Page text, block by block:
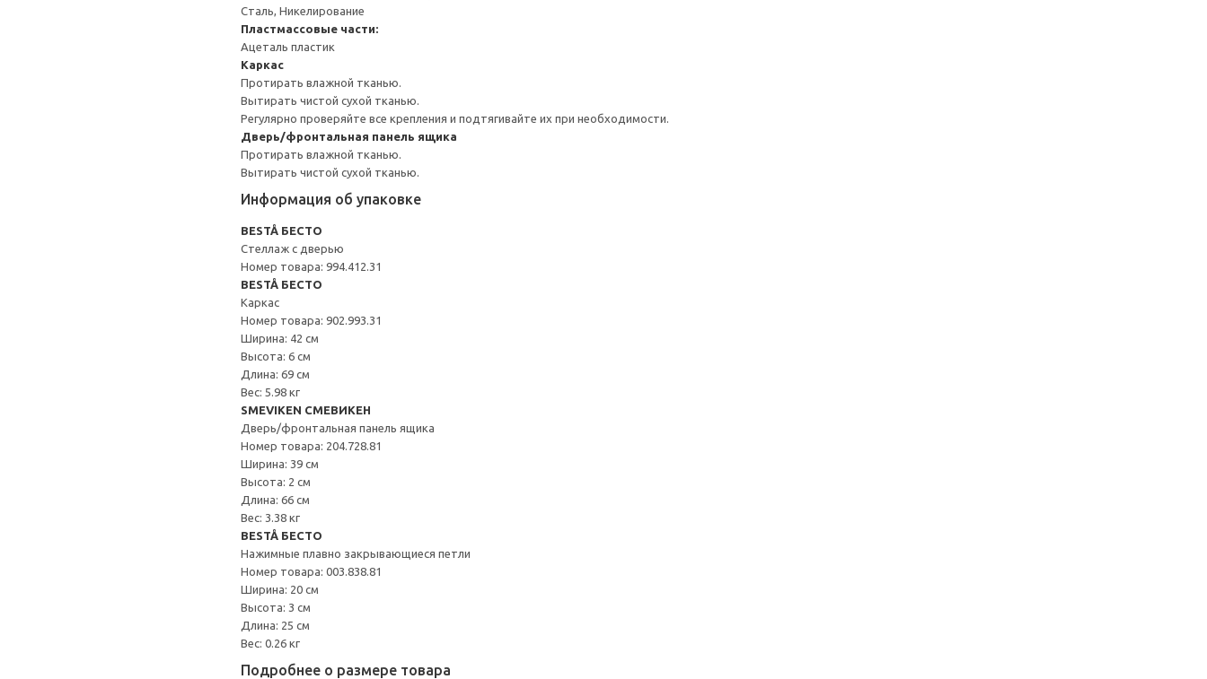
Сталь, Никелирование
Пластмассовые части:
Ацеталь пластик
Каркас
Протирать влажной тканью.
Вытирать чистой сухой тканью.
Регулярно проверяйте все крепления и подтягивайте их при необходимости.
Дверь/фронтальная панель ящика
Протирать влажной тканью.
Вытирать чистой сухой тканью.
Информация об упаковке
BESTÅ БЕСТО
Стеллаж с дверью
Номер товара: 994.412.31
BESTÅ БЕСТО
Каркас
Номер товара: 902.993.31
Ширина: 42 см
Высота: 6 см
Длина: 69 см
Вес: 5.98 кг
SMEVIKEN СМЕВИКЕН
Дверь/фронтальная панель ящика
Номер товара: 204.728.81
Ширина: 39 см
Высота: 2 см
Длина: 66 см
Вес: 3.38 кг
BESTÅ БЕСТО
Нажимные плавно закрывающиеся петли
Номер товара: 003.838.81
Ширина: 20 см
Высота: 3 см
Длина: 25 см
Вес: 0.26 кг
Подробнее о размере товара